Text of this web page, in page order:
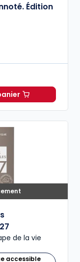
Édition
civil 2027 annoté.
de la vie
accessible